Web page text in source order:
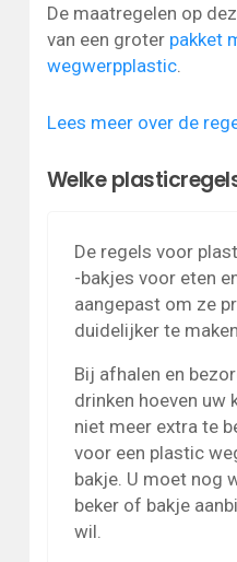
De maatregelen op
van een groter pakket
wegwerpplastic.
Lees meer over de
Welke
De regels voor
-bakjes voor eten
aangepast om ze
duidelijker te maken.
Bij afhalen en
drinken hoeven uw
niet meer extra te
voor een plastic
bakje. U moet nog
beker of bakje
wil.